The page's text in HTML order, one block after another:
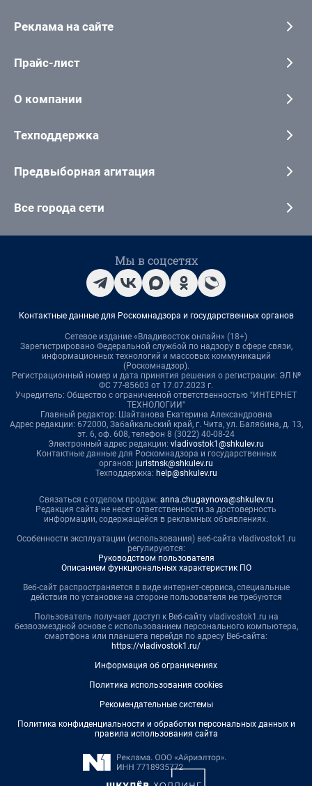
Реклама на сайте
Прайс-лист
О компании
Техподдержка
Предвыборная агитация
Все города сети
Мы в соцсетях
Контактные данные для Роскомнадзора и государственных органов
Сетевое издание «Владивосток онлайн» (18+)
Зарегистрировано Федеральной службой по надзору в сфере связи,
информационных технологий и массовых коммуникаций
(Роскомнадзор).
Регистрационный номер и дата принятия решения о регистрации: ЭЛ №
ФС 77-85603 от 17.07.2023 г.
Учредитель: Общество с ограниченной ответственностью "ИНТЕРНЕТ
ТЕХНОЛОГИИ"
Главный редактор: Шайтанова Екатерина Александровна
Адрес редакции: 672000, Забайкальский край, г. Чита, ул. Балябина, д. 13,
эт. 6, оф. 608, телефон 8 (3022) 40-08-24
Электронный адрес редакции: vladivostok1@shkulev.ru
Контактные данные для Роскомнадзора и государственных
органов: juristnsk@shkulev.ru
Техподдержка: help@shkulev.ru
Связаться с отделом продаж: anna.chugaynova@shkulev.ru
Редакция сайта не несет ответственности за достоверность
информации, содержащейся в рекламных объявлениях.
Особенности эксплуатации (использования) веб-сайта vladivostok1.ru
регулируются:
Руководством пользователя
Описанием функциональных характеристик ПО
Веб-сайт распространяется в виде интернет-сервиса, специальные
действия по установке на стороне пользователя не требуются
Пользователь получает доступ к Веб-сайту vladivostok1.ru на
безвозмездной основе с использованием персонального компьютера,
смартфона или планшета перейдя по адресу Веб-сайта:
https://vladivostok1.ru/
Информация об ограничениях
Политика использования cookies
Рекомендательные системы
Политика конфиденциальности и обработки персональных данных и
правила использования сайта